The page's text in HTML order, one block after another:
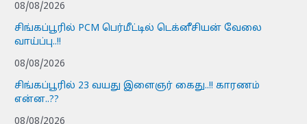
08/08/2026
சிங்கப்பூரில் PCM பெர்மீட்டில் டெக்னீசியன் வேலை
வாய்ப்பு..!!
08/08/2026
சிங்கப்பூரில் 23 வயது இளைஞர் கைது..!! காரணம்
என்ன..??